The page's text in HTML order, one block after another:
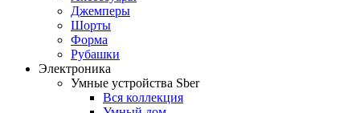
Джемперы
Шорты
Форма
Рубашки
Электроника
Умные устройства Sber
Вся коллекция